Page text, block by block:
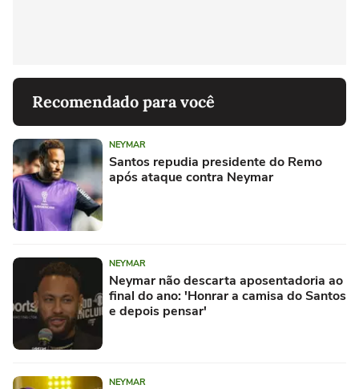
Recomendado para você
NEYMAR
Santos repudia presidente do Remo
após ataque contra Neymar
NEYMAR
Neymar não descarta aposentadoria ao
final do ano: 'Honrar a camisa do Santos
e depois pensar'
NEYMAR